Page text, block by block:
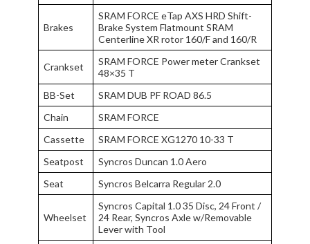
Brakes
SRAM FORCE eTap AXS HRD Shift-
Brake System Flatmount SRAM
Centerline XR rotor 160/F and 160/R
Crankset
SRAM FORCE Power meter Crankset
48×35 T
BB-Set
SRAM DUB PF ROAD 86.5
Chain
SRAM FORCE
Cassette
SRAM FORCE XG1270 10-33 T
Seatpost
Syncros Duncan 1.0 Aero
Seat
Syncros Belcarra Regular 2.0
Wheelset
Syncros Capital 1.0 35 Disc, 24 Front /
24 Rear, Syncros Axle w/Removable
Lever with Tool